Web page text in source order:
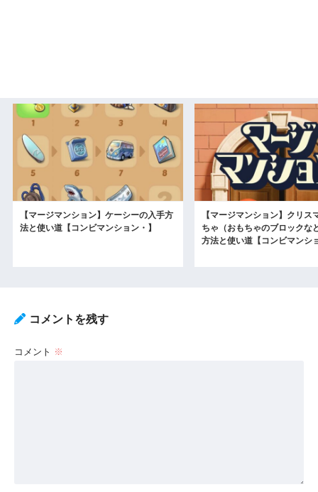
【マージマンション】ケーシーの入手方
法と使い道【コンビマンション・】
【マージマンション】クリス
ちゃ（おもちゃのブロックな
方法と使い道【コンビマンシ
コメントを残す
コメント ※